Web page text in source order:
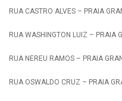
RUA CASTRO ALVES – PRAIA
RUA WASHINGTON LUIZ – PRAIA
RUA NEREU RAMOS – PRAIA
RUA OSWALDO CRUZ – PRAIA